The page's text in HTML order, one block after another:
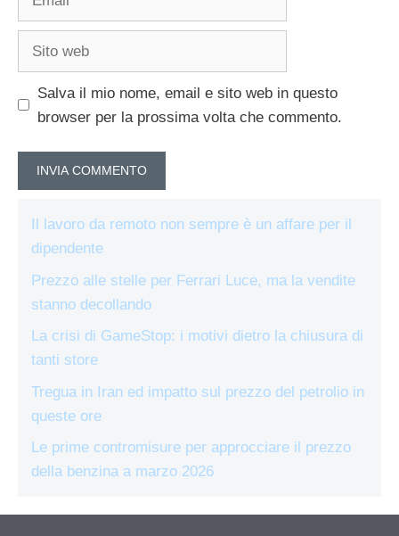
Sito
Salva il mio nome, email e sito web in questo
browser per la prossima volta che commento.
Il lavoro da remoto non sempre è un affare per il
dipendente
Prezzo alle stelle per Ferrari Luce, ma la vendite
stanno decollando
La crisi di GameStop: i motivi dietro la chiusura di
tanti store
Tregua in Iran ed impatto sul prezzo del petrolio in
queste ore
Le prime contromisure per approcciare il prezzo
della benzina a marzo 2026